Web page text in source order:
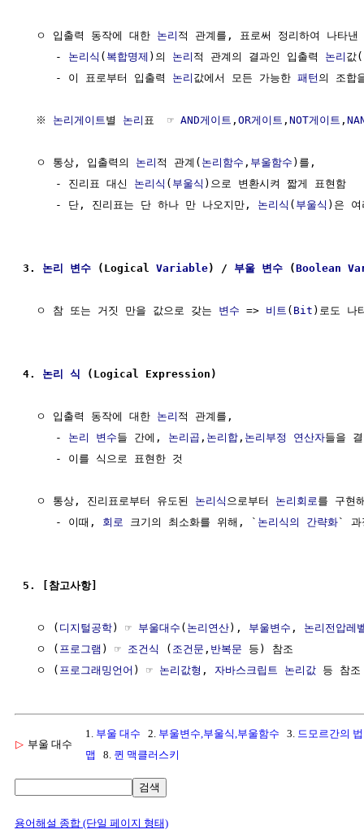
  ㅇ 입출력 동작에 대한
논리 적 관계를, 표로써 정리하여 나타낸
     -
논리식 ( 복합명제 )의 논리 적 관계의 결과인 입출력 논리 값
     - 이 표로부터 입출력
논리 값에서 모든 가능한 패턴 의 조합
  ※
논리게이트 별 논리 표  ☞ AND게이트 , OR게이트 , NOT게이트 ,
  ㅇ 통상, 입출력의
논리 적 관계( 논리함수 , 부울함수 )를,
     - 진리표 대신
논리식 ( 부울식 )으로 변환시켜 짧게 표현함
     - 단, 진리표는 단 하나 만 나오지만,
논리식 ( 부울식 )은
3. 논리 변수 (Logical Variable) / 부울 변수 (Boolean
  ㅇ 참 또는 거짓 만을 값으로 갖는
변수 => 비트 ( Bit )로도 나
4. 논리 식 (Logical Expression)
  ㅇ 입출력 동작에 대한
논리 적 관계를,
     -
논리 변수들 간에, 논리곱 , 논리합 , 논리부정 연산자들을
     - 이를 식으로 표현한 것
  ㅇ 통상, 진리표로부터 유도된
논리식 으로부터 논리회로 를 구현
     - 이때,
회로 크기의 최소화를 위해, ` 논리식의 간략화` 과
5. [참고사항]
  ㅇ (
디지털공학) ☞ 부울대수 ( 논리연산), 부울변수 , 논리전압레
  ㅇ (
프로그램 ) ☞ 조건식 ( 조건문 , 반복문 등) 참조
  ㅇ (
프로그래밍언어 ) ☞ 논리값형 , 자바스크립트 논리값
▷ 부울 대수
1. 부울 대수 2. 부울변수,부울식,부울함수 3. 드모르간의
맵
8. 퀸 맥클러스키
검색
용어해설 종합 (단일 페이지 형태)